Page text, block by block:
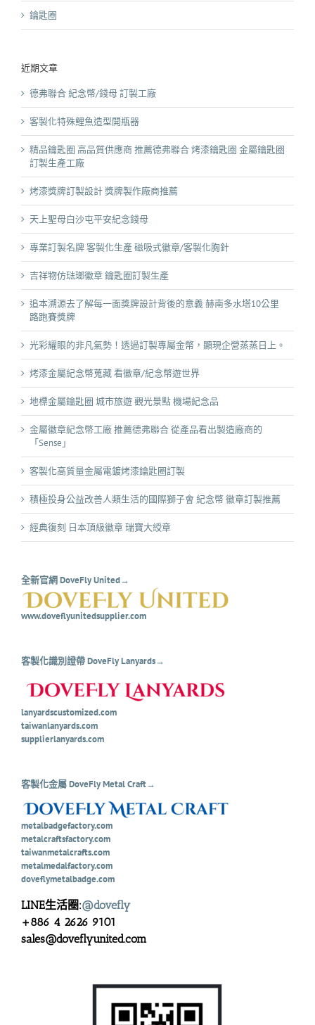
鑰匙圈
近期文章
德弗聯合 紀念幣/錢母 訂製工廠
客製化特殊鯉魚造型開瓶器
精品鑰匙圈 高品質供應商 推薦德弗聯合 烤漆鑰匙圈 金屬鑰匙圈
訂製生產工廠
烤漆獎牌訂製設計 獎牌製作廠商推薦
天上聖母白沙屯平安紀念錢母
專業訂製名牌 客製化生產 磁吸式徽章/客製化胸針
吉祥物仿琺瑯徽章 鑰匙圈訂製生產
追本溯源去了解每一面獎牌設計背後的意義 赫南多水塔10公里
路跑賽獎牌
光彩耀眼的非凡氣勢！透過訂製專屬金幣，顯現企營蒸蒸日上。
烤漆金屬紀念幣蒐藏 看徽章/紀念幣遊世界
地標金屬鑰匙圈 城市旅遊 觀光景點 機場紀念品
金屬徽章紀念幣工廠 推薦德弗聯合 從產品看出製造廠商的
「Sense」
客製化高質量金屬電鍍烤漆鑰匙圈訂製
積極投身公益改善人類生活的國際獅子會 紀念幣 徽章訂製推薦
經典復刻 日本頂級徽章 瑞寶大綬章
全新官網 DoveFly United→
www.doveflyunitedsupplier.com
客製化識別證帶 DoveFly Lanyards→
lanyardscustomized.com
taiwanlanyards.com
supplierlanyards.com
客製化金屬 DoveFly Metal Craft→
metalbadgefactory.com
metalcraftsfactory.com
taiwanmetalcrafts.com
metalmedalfactory.com
doveflymetalbadge.com
LINE生活圈:@dovefly
+886 4 2626 9101
sales@doveflyunited.com